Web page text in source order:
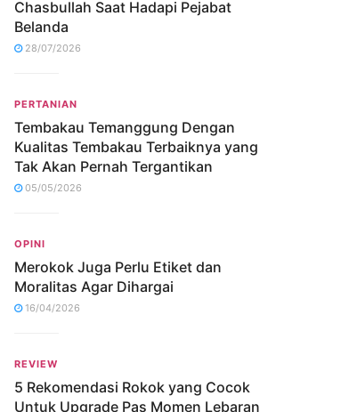
Chasbullah Saat Hadapi Pejabat
Belanda
28/07/2026
PERTANIAN
Tembakau Temanggung Dengan
Kualitas Tembakau Terbaiknya yang
Tak Akan Pernah Tergantikan
05/05/2026
OPINI
Merokok Juga Perlu Etiket dan
Moralitas Agar Dihargai
16/04/2026
REVIEW
5 Rekomendasi Rokok yang Cocok
Untuk Upgrade Pas Momen Lebaran